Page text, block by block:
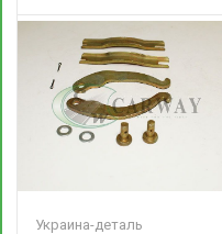
Украина-деталь